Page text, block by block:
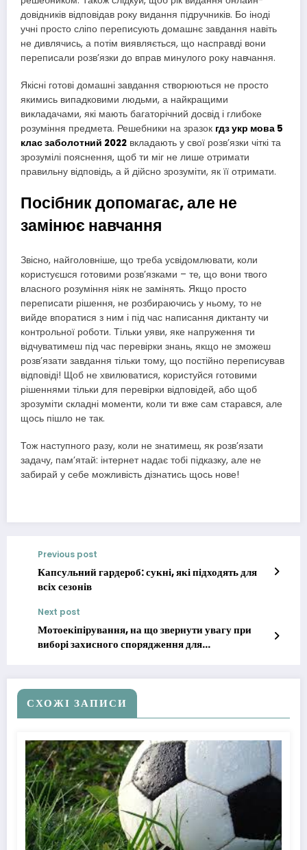
довідників відповідав року видання підручників. Бо іноді
учні просто сліпо переписують домашнє завдання навіть
не дивлячись, а потім виявляється, що насправді вони
переписали розв’язки до вправ минулого року навчання.
Якісні готові домашні завдання створюються не просто
якимись випадковими людьми, а найкращими
викладачами, які мають багаторічний досвід і глибоке
розуміння предмета. Решебники на зразок гдз укр мова 5
клас заболотний 2022 вкладають у свої розв’язки чіткі та
зрозумілі пояснення, щоб ти міг не лише отримати
правильну відповідь, а й дійсно зрозуміти, як її отримати.
Посібник допомагає, але не
замінює навчання
Звісно, найголовніше, що треба усвідомлювати, коли
користуєшся готовими розв’язками – те, що вони твого
власного розуміння ніяк не замінять. Якщо просто
переписати рішення, не розбираючись у ньому, то не
вийде впоратися з ним і під час написання диктанту чи
контрольної роботи. Тільки уяви, яке напруження ти
відчуватимеш під час перевірки знань, якщо не зможеш
розв’язати завдання тільки тому, що постійно переписував
відповіді! Щоб не хвилюватися, користуйся готовими
рішеннями тільки для перевірки відповідей, або щоб
зрозуміти складні моменти, коли ти вже сам старався, але
щось пішло не так.
Тож наступного разу, коли не знатимеш, як розв’язати
задачу, пам’ятай: інтернет надає тобі підказку, але не
забирай у себе можливість дізнатись щось нове!
Previous post
Капсульний гардероб: сукні, які підходять для
всіх сезонів
Next post
Мотоекіпірування, на що звернути увагу при
виборі захисного спорядження для
СХОЖІ ЗАПИСИ